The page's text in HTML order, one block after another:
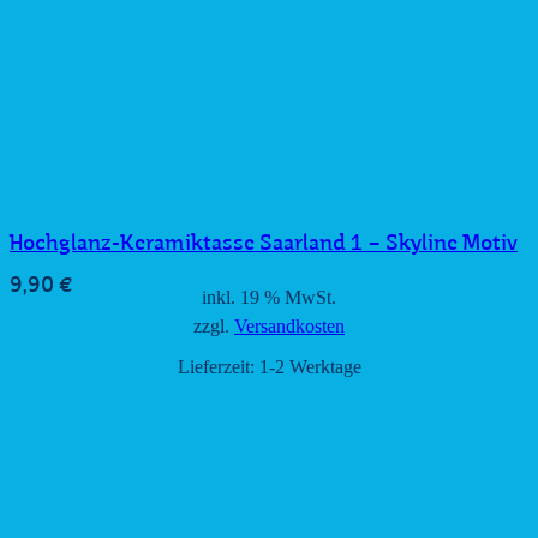
Hochglanz-Keramiktasse Saarland 1 – Skyline Motiv
9,90 €
inkl. 19 % MwSt.
zzgl. Versandkosten
Lieferzeit: 1-2 Werktage